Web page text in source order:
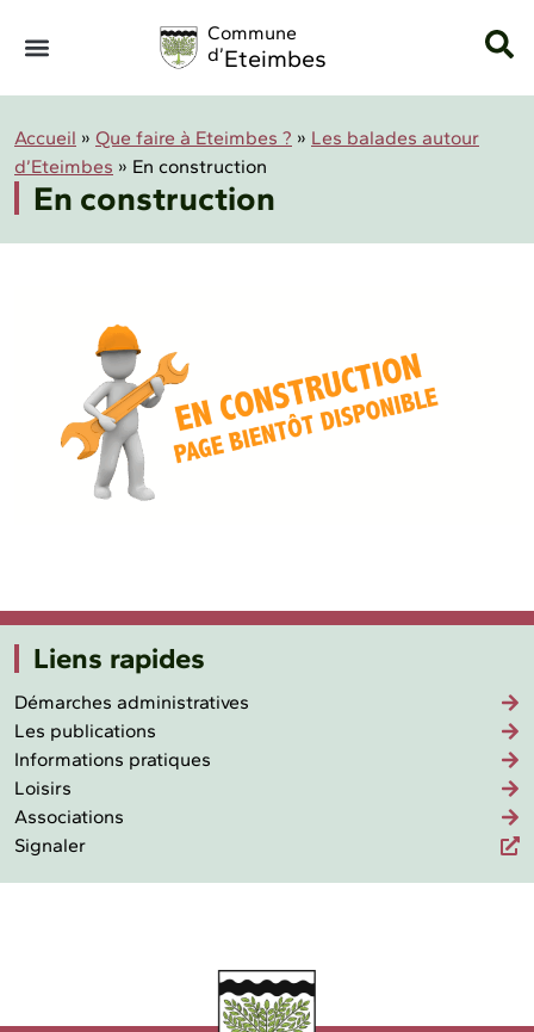
Commune
d’Eteimbes
Accueil » Que faire à Eteimbes ? » Les balades autour
d’Eteimbes » En construction
En construction
Liens rapides
Démarches administratives
Les publications
Informations pratiques
Loisirs
Associations
Signaler